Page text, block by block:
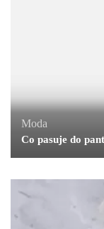
Moda
Co pasuje do